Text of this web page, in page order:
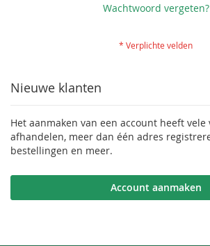
Wachtwoord vergeten?
Nieuwe klanten
Het aanmaken van een account heeft
afhandelen, meer dan één adres
bestellingen en meer.
Account aanmaken